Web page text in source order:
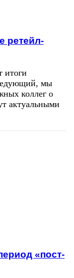
ретейл-
итоги
мы
коллег о
актуальными
«пост-